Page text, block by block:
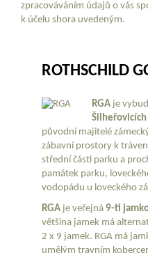
zpracováváním údajů o vás
k účelu shora uvedeným.
ROTHSCHILD
RGA je
Šilheřovicích
původní majitelé
zábavní prostory k
střední části parku a
památek parku,
vodopádu u loveckého
RGA je veřejná 9-ti
většina jamek má
2 x 9 jamek. RGA má
umělým travním